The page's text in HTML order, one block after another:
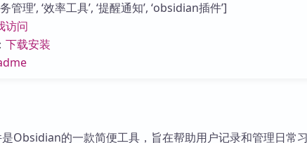
管理’, ‘效率工具’, ‘提醒通知’, ‘obsidian插件’]
访问
下载安装
Obsidian的一款简便工具，旨在帮助用户记录和管理日常